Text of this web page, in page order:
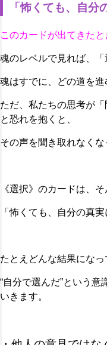
「怖くても、自分
このカードが出てきた
魂のレベルで見れば、「
魂はすでに、どの道を進
ただ、私たちの思考が「
と恐れを抱くと、
その声を聞き取れなくな
《選択》のカードは、
「怖くても、自分の真
たとえどんな結果になっ
“自分で選んだ”という
いきます。